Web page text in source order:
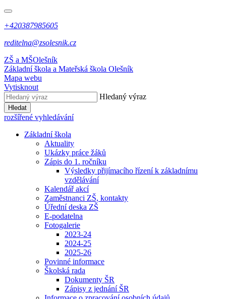
+420387985605
reditelna@zsolesnik.cz
ZŠ a MŠOlešník
Základní škola a Mateřská škola Olešník
Mapa webu
Vytisknout
Hledaný výraz
Hledat
rozšířené vyhledávání
Základní škola
Aktuality
Ukázky práce žáků
Zápis do 1. ročníku
Výsledky přijímacího řízení k základnímu
vzdělávání
Kalendář akcí
Zaměstnanci ZŠ, kontakty
Úřední deska ZŠ
E-podatelna
Fotogalerie
2023-24
2024-25
2025-26
Povinné informace
Školská rada
Dokumenty ŠR
Zápisy z jednání ŠR